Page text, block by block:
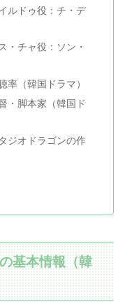
ルドゥ役：チ・デ
チャ役：ソン・
率（韓国ドラマ）
・脚本家（韓国ド
ジオドラゴンの作
基本情報（韓